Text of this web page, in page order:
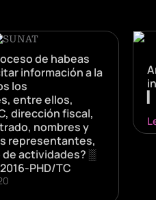
de habeas
información a la
los
entre ellos,
dirección fiscal,
nombres y
representantes,
actividades? ░
PHD/TC